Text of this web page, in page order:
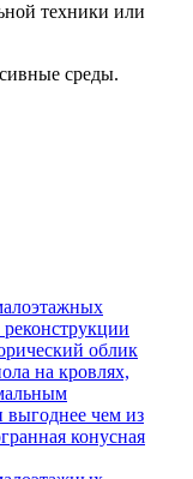
техники или
среды.